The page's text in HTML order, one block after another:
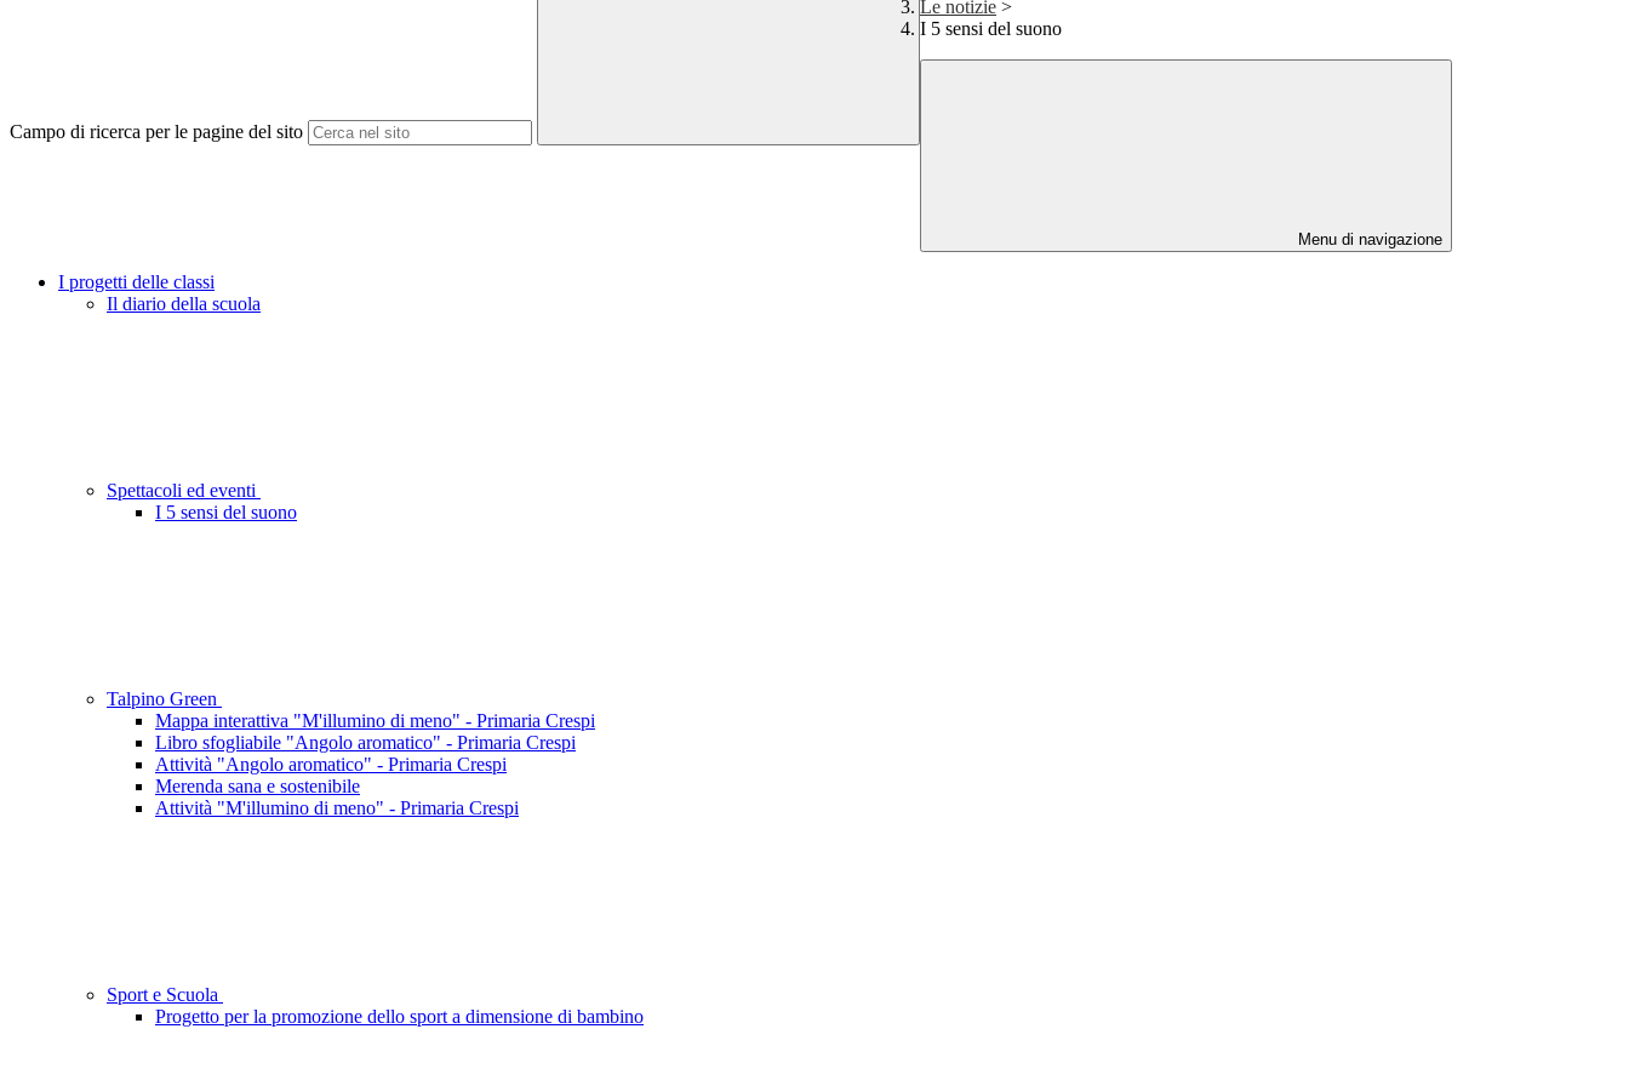
Campo di ricerca per le pagine del sito
Le notizie >
I 5 sensi del suono
Menu di navigazione
I progetti delle classi
Il diario della scuola
Spettacoli ed eventi
I 5 sensi del suono
Talpino Green
Mappa interattiva "M'illumino di meno" - Primaria Crespi
Libro sfogliabile "Angolo aromatico" - Primaria Crespi
Attività "Angolo aromatico" - Primaria Crespi
Merenda sana e sostenibile
Attività "M'illumino di meno" - Primaria Crespi
Sport e Scuola
Progetto per la promozione dello sport a dimensione di bambino